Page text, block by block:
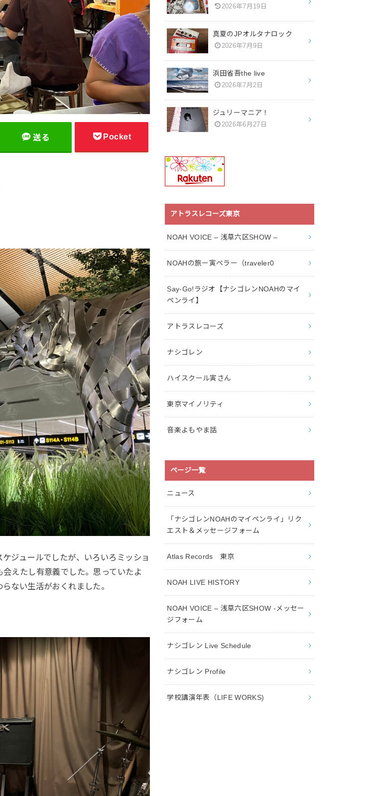
送る Pocket
ジュールでしたが、いろいろミッショ
えたし有意義でした。思っていたよ
ない生活がおくれました。
2026年7月19日
真夏のJPオルタナロック
2026年7月9日
浜田省吾the live
2026年7月2日
ジュリーマニア！
2026年6月27日
アトラスレコーズ東京
NOAH VOICE – 浅草六区SHOW –
NOAHの旅ー寅ベラー（traveler0
Say-Go!ラジオ【ナシゴレンNOAHのマイ
ペンライ】
アトラスレコーズ
ナシゴレン
ハイスクール寅さん
東京マイノリティ
音楽よもやま話
ページ一覧
ニュース
「ナシゴレンNOAHのマイペンライ」リク
エスト＆メッセージフォーム
Atlas Records 東京
NOAH LIVE HISTORY
NOAH VOICE – 浅草六区SHOW -メッセー
ジフォーム
ナシゴレン Live Schedule
ナシゴレン Profile
学校講演年表（LIFE WORKS)